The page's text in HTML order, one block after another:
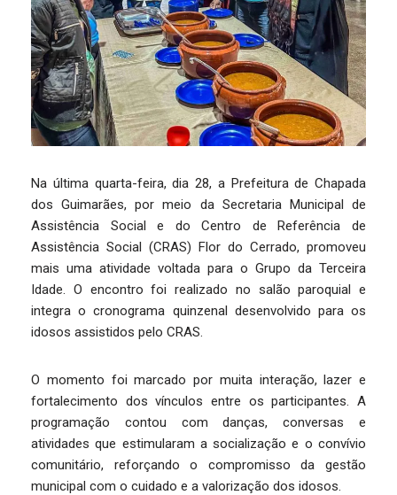
Na última quarta-feira, dia 28, a Prefeitura de Chapada
dos Guimarães, por meio da Secretaria Municipal de
Assistência Social e do Centro de Referência de
Assistência Social (CRAS) Flor do Cerrado, promoveu
mais uma atividade voltada para o Grupo da Terceira
Idade. O encontro foi realizado no salão paroquial e
integra o cronograma quinzenal desenvolvido para os
idosos assistidos pelo CRAS.
O momento foi marcado por muita interação, lazer e
fortalecimento dos vínculos entre os participantes. A
programação contou com danças, conversas e
atividades que estimularam a socialização e o convívio
comunitário, reforçando o compromisso da gestão
municipal com o cuidado e a valorização dos idosos.